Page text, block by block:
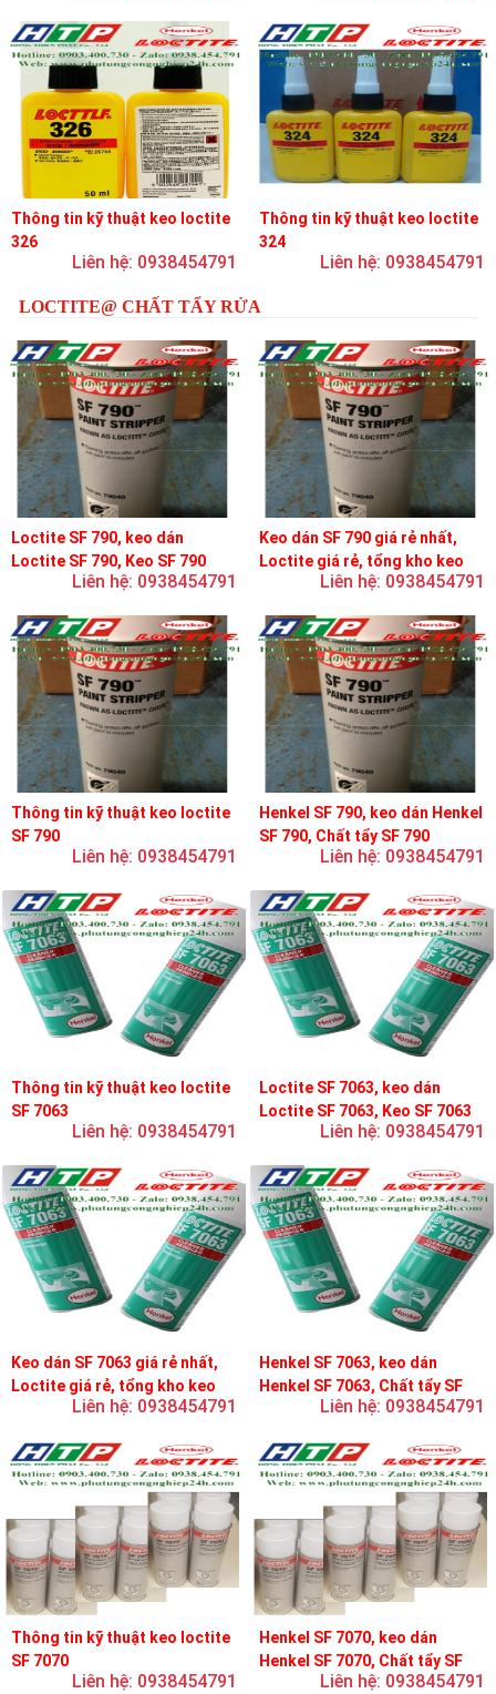
Thông tin kỹ thuật keo loctite
326
Liên hệ: 0938454791
Thông tin kỹ thuật keo loctite
324
Liên hệ: 0938454791
LOCTITE@ CHẤT TẨY RỬA
Loctite SF 790, keo dán
Loctite SF 790, Keo SF 790
Liên hệ: 0938454791
Keo dán SF 790 giá rẻ nhất,
Loctite giá rẻ, tổng kho keo
Liên hệ: 0938454791
Thông tin kỹ thuật keo loctite
SF 790
Liên hệ: 0938454791
Henkel SF 790, keo dán Henkel
SF 790, Chất tẩy SF 790
Liên hệ: 0938454791
Thông tin kỹ thuật keo loctite
SF 7063
Liên hệ: 0938454791
Loctite SF 7063, keo dán
Loctite SF 7063, Keo SF 7063
Liên hệ: 0938454791
Keo dán SF 7063 giá rẻ nhất,
Loctite giá rẻ, tổng kho keo
Liên hệ: 0938454791
Henkel SF 7063, keo dán
Henkel SF 7063, Chất tẩy SF
Liên hệ: 0938454791
Thông tin kỹ thuật keo loctite
SF 7070
Liên hệ: 0938454791
Henkel SF 7070, keo dán
Henkel SF 7070, Chất tẩy SF
Liên hệ: 0938454791